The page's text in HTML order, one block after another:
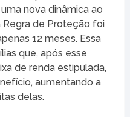
nova dinâmica ao
Regra de Proteção foi
12 meses. Essa
que, após esse
de renda estipulada,
aumentando a
delas.